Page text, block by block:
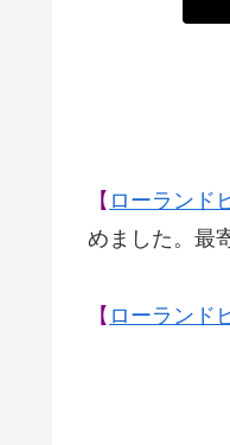
【 ローランド
めました。最
【 ローランド